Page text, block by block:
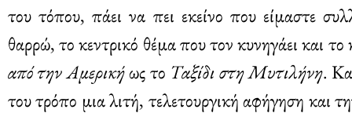
του τόπου, πάει να πει εκείνο που είμαστε
θαρρώ, το κεντρικό θέμα που τον κυνηγάει και
από την Αμερικήως το Ταξίδι στη Μυτιλήνη.
του τρόπο μια λιτή, τελετουργική αφήγηση και